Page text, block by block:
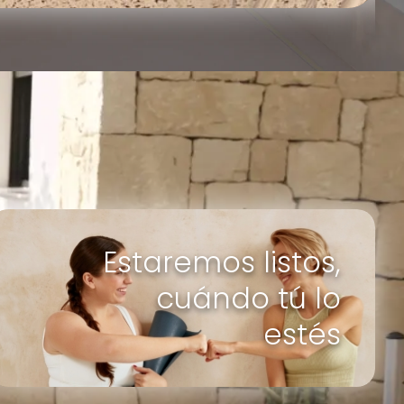
Estaremos listos,
cuándo tú lo
estés